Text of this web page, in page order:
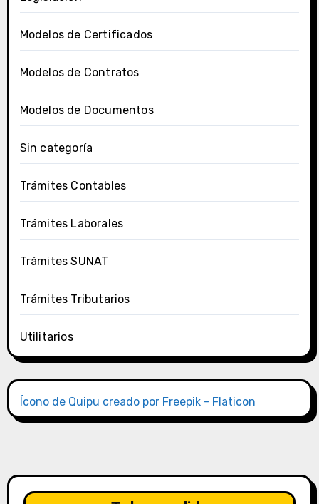
Modelos de Certificados
Modelos de Contratos
Modelos de Documentos
Sin categoría
Trámites Contables
Trámites Laborales
Trámites SUNAT
Trámites Tributarios
Utilitarios
Ícono de Quipu creado por Freepik - Flaticon